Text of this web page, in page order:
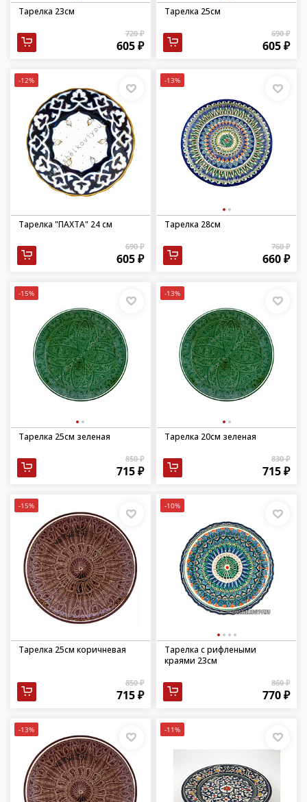
Тарелка 23см
720 ₽
605 ₽
Тарелка 25см
690 ₽
605 ₽
-12%
Тарелка "ПАХТА" 24 см
690 ₽
605 ₽
-13%
Тарелка 28см
760 ₽
660 ₽
-15%
Тарелка 25см зеленая
850 ₽
715 ₽
-13%
Тарелка 20см зеленая
830 ₽
715 ₽
-15%
Тарелка 25см коричневая
850 ₽
715 ₽
-10%
Тарелка с рифлеными
краями 23см
860 ₽
770 ₽
-13% -11%